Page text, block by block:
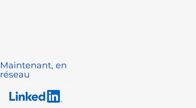
Maintenant, en
réseau